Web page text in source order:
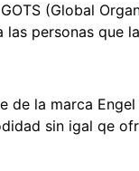
(Global
las personas que
de la marca
sin igal qe